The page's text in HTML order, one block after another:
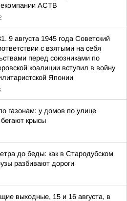
АСТВ
9 августа 1945 года Советский
с взятыми на себя
перед союзниками по
коалиции вступил в войну
Японии
газонам: у домов по улице
крысы
до беды: как в Стародубском
разбивают дороги
выходные, 15 и 16 августа, в